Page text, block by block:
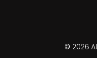
© 2026